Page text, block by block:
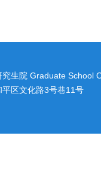
究生院 Graduate School
区文化路3号巷11号